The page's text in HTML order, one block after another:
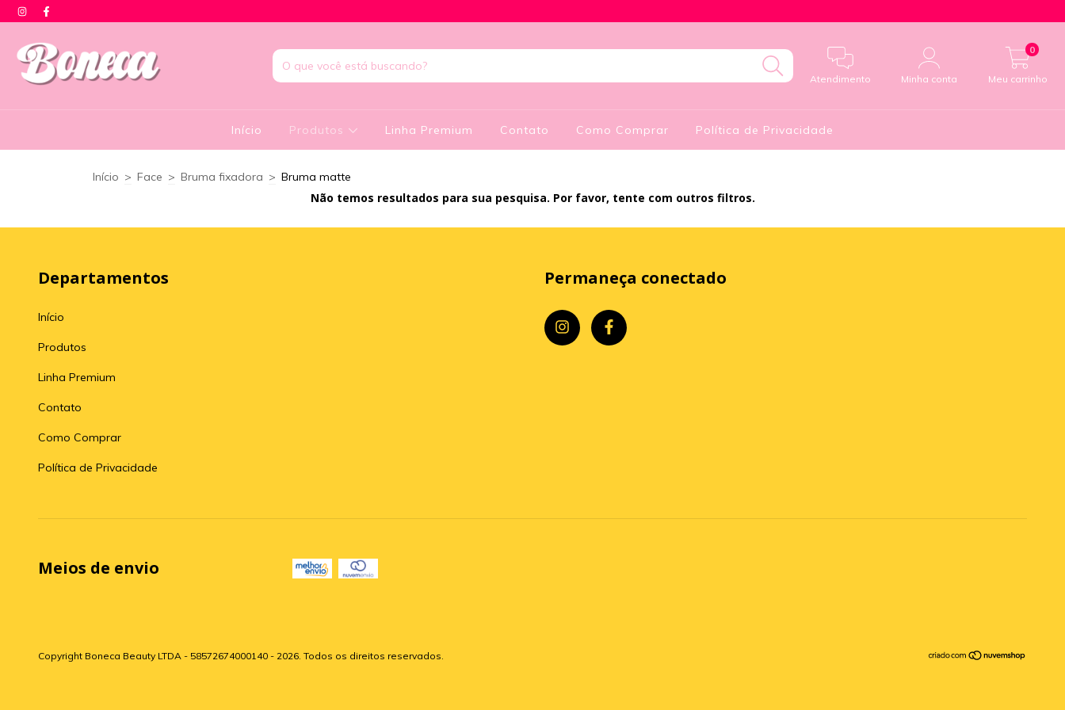
Atendimento Minha conta Meu carrinho
0
Início Produtos Linha Premium Contato Como Comprar Política de Privacidade
Início > Face > Bruma fixadora > Bruma matte
Não temos resultados para sua pesquisa. Por favor, tente com outros filtros.
Departamentos
Início
Produtos
Linha Premium
Contato
Como Comprar
Política de Privacidade
Permaneça conectado
Meios de envio
Copyright Boneca Beauty LTDA - 58572674000140 - 2026. Todos os direitos reservados.